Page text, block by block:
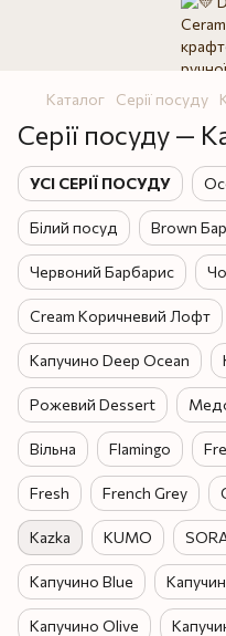
Каталог Серії посуду
Серії посуду —
УСІ СЕРІЇ ПОСУДУ
Білий посуд Brown
Червоний Барбарис
Cream Коричневий Лофт
Капучино Deep Ocean
Рожевий Dessert
Вільна Flamingo
Fresh French Grey
Kazka KUMO
Капучино Blue
Капучино Olive